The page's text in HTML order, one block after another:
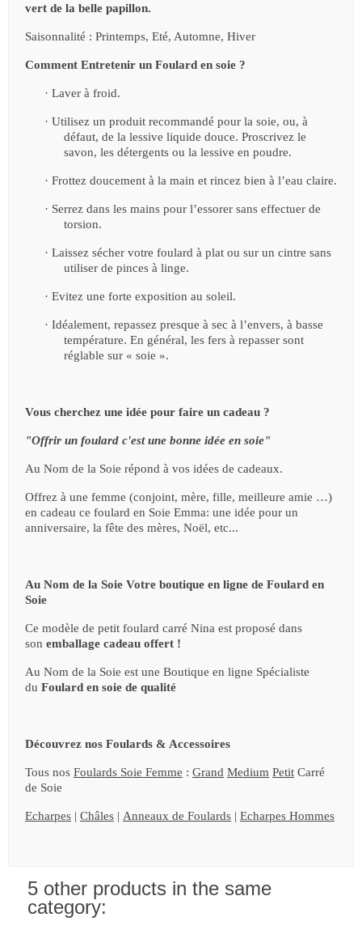
vert de la belle papillon.
Saisonnalité : Printemps, Eté, Automne, Hiver
Comment Entretenir un Foulard en soie ?
· Laver à froid.
· Utilisez un produit recommandé pour la soie, ou, à
défaut, de la lessive liquide douce. Proscrivez le
savon, les détergents ou la lessive en poudre.
· Frottez doucement à la main et rincez bien à l’eau claire.
· Serrez dans les mains pour l’essorer sans effectuer de
torsion.
· Laissez sécher votre foulard à plat ou sur un cintre sans
utiliser de pinces à linge.
· Evitez une forte exposition au soleil.
· Idéalement, repassez presque à sec à l’envers, à basse
température. En général, les fers à repasser sont
réglable sur « soie ».
Vous cherchez une idée pour faire un cadeau ?
"Offrir un foulard c'est une bonne idée en soie"
Au Nom de la Soie répond à vos idées de cadeaux.
Offrez à une femme (conjoint, mère, fille, meilleure amie …)
en cadeau ce foulard en Soie Emma: une idée pour un
anniversaire, la fête des mères, Noël, etc...
Au Nom de la Soie Votre boutique en ligne de Foulard en
Soie
Ce modèle de petit foulard carré Nina est proposé dans
son emballage cadeau offert !
Au Nom de la Soie est une Boutique en ligne Spécialiste
du Foulard en soie de qualité
Découvrez nos Foulards & Accessoires
Tous nos Foulards Soie Femme : Grand Medium Petit Carré
de Soie
Echarpes | Châles | Anneaux de Foulards | Echarpes Hommes
5 other products in the same
category: